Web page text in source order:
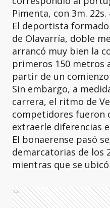
Pimenta, con 3m. 22s.
El deportista
de Olavarría, doble
arrancó muy bien la
primeros 150 metros
partir de un
Sin embargo, a
carrera, el ritmo de
competidores fueron
extraerle diferencias
El bonaerense pasó
demarcatorias de los
mientras que se
Ads